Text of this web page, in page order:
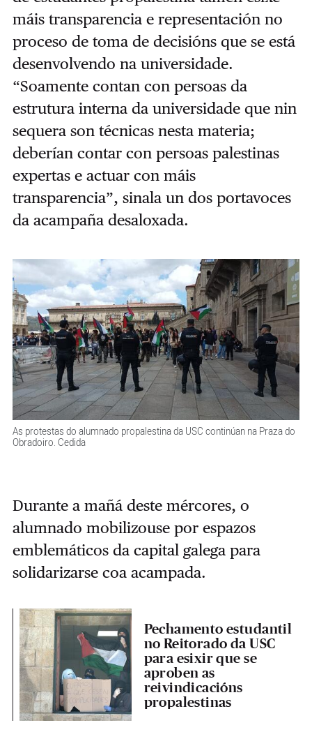
máis transparencia e representación no
proceso de toma de decisións que se está
desenvolvendo na universidade.
“Soamente contan con persoas da
estrutura interna da universidade que nin
sequera son técnicas nesta materia;
deberían contar con persoas palestinas
expertas e actuar con máis
transparencia”, sinala un dos portavoces
da acampaña desaloxada.
As protestas do alumnado propalestina da USC continúan na Praza do
Obradoiro. Cedida
Durante a mañá deste mércores, o
alumnado mobilizouse por espazos
emblemáticos da capital galega para
solidarizarse coa acampada.
Pechamento estudantil
no Reitorado da USC
para esixir que se
aproben as
reivindicacións
propalestinas